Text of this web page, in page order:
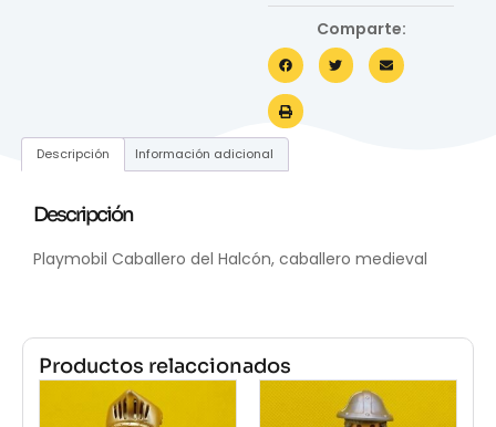
Comparte:
Descripción Información adicional
Descripción
Playmobil Caballero del Halcón, caballero medieval
Productos relaccionados